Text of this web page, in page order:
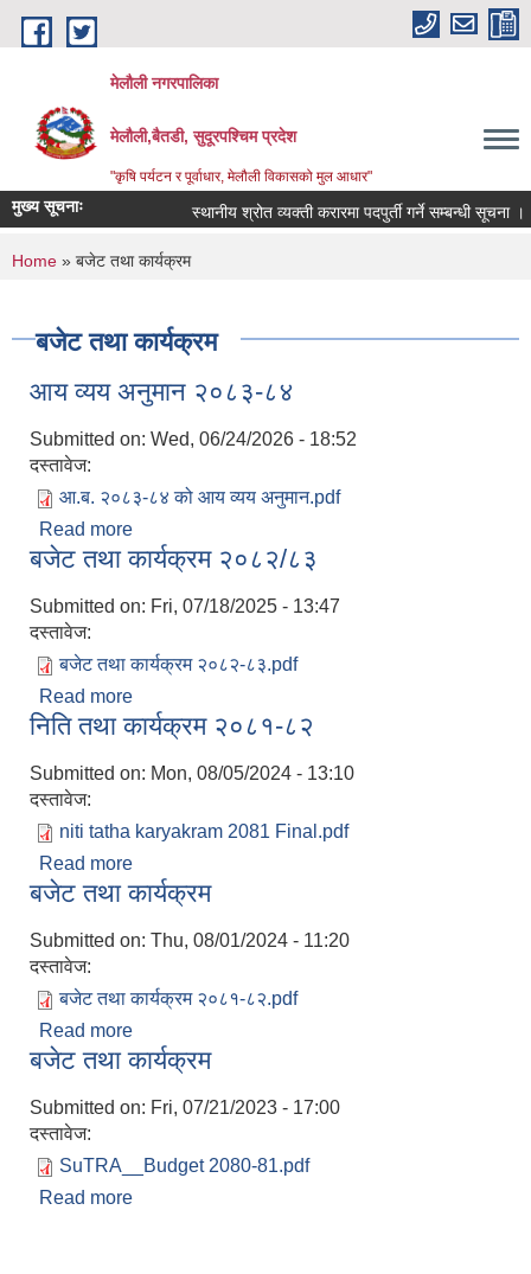
Skip to main content
मेलौली नगरपालिका
मेलौली,बैतडी, सुदूरपश्‍चिम प्रदेश
"कृषि पर्यटन र पूर्वाधार, मेलौली विकासको मुल आधार"
मुख्य सूचनाः स्थानीय श्रोत व्यक्ती करारमा पदपुर्ती गर्ने सम्बन्धी सूचना ।
You are here
Home » बजेट तथा कार्यक्रम
बजेट तथा कार्यक्रम
आय व्यय अनुमान २०८३-८४
Submitted on: Wed, 06/24/2026 - 18:52
दस्तावेज:
आ.ब. २०८३-८४ को आय व्यय अनुमान.pdf
Read more
बजेट तथा कार्यक्रम २०८२/८३
Submitted on: Fri, 07/18/2025 - 13:47
दस्तावेज:
बजेट तथा कार्यक्रम २०८२-८३.pdf
Read more
निति तथा कार्यक्रम २०८१-८२
Submitted on: Mon, 08/05/2024 - 13:10
दस्तावेज:
niti tatha karyakram 2081 Final.pdf
Read more
बजेट तथा कार्यक्रम
Submitted on: Thu, 08/01/2024 - 11:20
दस्तावेज:
बजेट तथा कार्यक्रम २०८१-८२.pdf
Read more
बजेट तथा कार्यक्रम
Submitted on: Fri, 07/21/2023 - 17:00
दस्तावेज:
SuTRA__Budget 2080-81.pdf
Read more